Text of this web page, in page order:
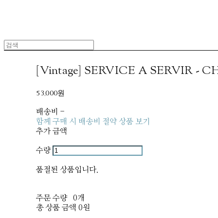
[Vintage] SERVICE A SERVIR -
53,000원
배송비 -
함께 구매 시 배송비 절약 상품 보기
추가 금액
수량
품절된 상품입니다.
주문 수량
0개
총 상품 금액 0원